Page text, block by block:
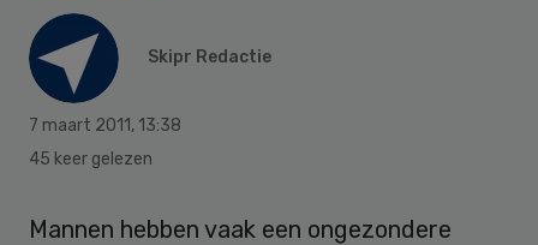
Skipr Redactie
7 maart 2011, 13:38
45 keer gelezen
Mannen hebben vaak een ongezondere